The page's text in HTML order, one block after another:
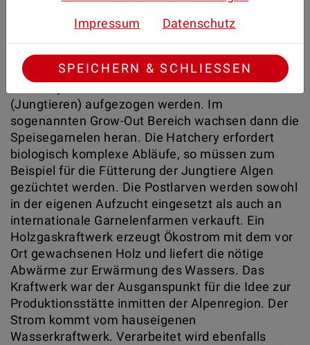
beinhaltet eine Salzwasserkreislaufanlage mit
einer Ausbaumenge von 60 Tonnen, wobei zwei
vannamei und stylirostris) gezüchtet werden. Das
ist einzigartig, da die Garnelen in einer eigenen
(Jungtieren) aufgezogen werden. Im
sogenannten Grow-Out Bereich wachsen dann die
Speisegarnelen heran. Die Hatchery erfordert
biologisch komplexe Abläufe, so müssen zum
Beispiel für die Fütterung der Jungtiere Algen
gezüchtet werden. Die Postlarven werden sowohl
in der eigenen Aufzucht eingesetzt als auch an
internationale Garnelenfarmen verkauft. Ein
Holzgaskraftwerk erzeugt Ökostrom mit dem vor
Ort gewachsenen Holz und liefert die nötige
Abwärme zur Erwärmung des Wassers. Das
Kraftwerk war der Ausganspunkt für die Idee zur
Produktionsstätte inmitten der Alpenregion. Der
Strom kommt vom hauseigenen
Wasserkraftwerk. Verarbeitet wird ebenfalls
Impressum
Datenschutz
SPEICHERN & SCHLIESSEN